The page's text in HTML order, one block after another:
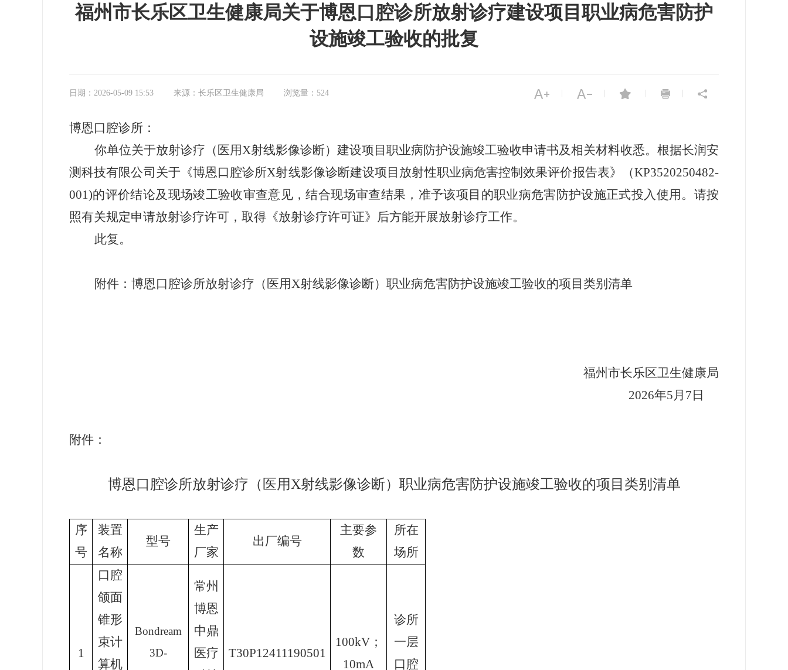
福州市长乐区卫生健康局关于博恩口腔诊所放射诊疗建设项目职业病危害防护
设施竣工验收的批复
日期：2026-05-09 15:53 来源：长乐区卫生健康局 浏览量： 524
博恩口腔诊所：
你单位关于放射诊疗（医用X射线影像诊断）建设项目职业病防护设施竣工验收申请书及相关材料收悉。根据长润安
测科技有限公司关于《博恩口腔诊所X射线影像诊断建设项目放射性职业病危害控制效果评价报告表》（KP3520250482-
001)的评价结论及现场竣工验收审查意见，结合现场审查结果，准予该项目的职业病危害防护设施正式投入使用。请按
照有关规定申请放射诊疗许可，取得《放射诊疗许可证》后方能开展放射诊疗工作。
此复。
附件：博恩口腔诊所放射诊疗（医用X射线影像诊断）职业病危害防护设施竣工验收的项目类别清单
福州市长乐区卫生健康局
2026年5月7日
附件：
博恩口腔诊所放射诊疗（医用X射线影像诊断）职业病危害防护设施竣工验收的项目类别清单
序
号
装置
名称
型号
生产
厂家
出厂编号
主要参
数
所在
场所
1
口腔
颌面
锥形
束计
算机
Bondream
3D-
常州
博恩
中鼎
医疗
T30P12411190501
100kV；
10mA
诊所
一层
口腔